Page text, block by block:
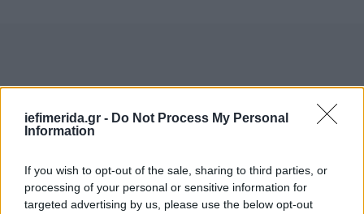
iefimerida.gr - Do Not Process My Personal
Information
If you wish to opt-out of the sale, sharing to third parties, or
processing of your personal or sensitive information for
targeted advertising by us, please use the below opt-out